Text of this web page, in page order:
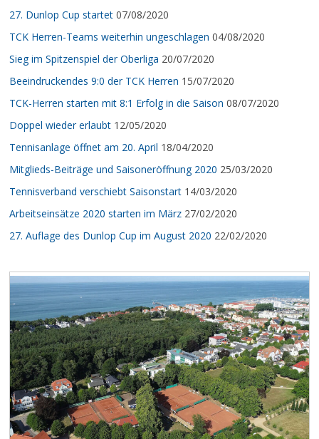
27. Dunlop Cup startet 07/08/2020
TCK Herren-Teams weiterhin ungeschlagen 04/08/2020
Sieg im Spitzenspiel der Oberliga 20/07/2020
Beeindruckendes 9:0 der TCK Herren 15/07/2020
TCK-Herren starten mit 8:1 Erfolg in die Saison 08/07/2020
Doppel wieder erlaubt 12/05/2020
Tennisanlage öffnet am 20. April 18/04/2020
Mitglieds-Beiträge und Saisoneröffnung 2020 25/03/2020
Tennisverband verschiebt Saisonstart 14/03/2020
Arbeitseinsätze 2020 starten im März 27/02/2020
27. Auflage des Dunlop Cup im August 2020 22/02/2020